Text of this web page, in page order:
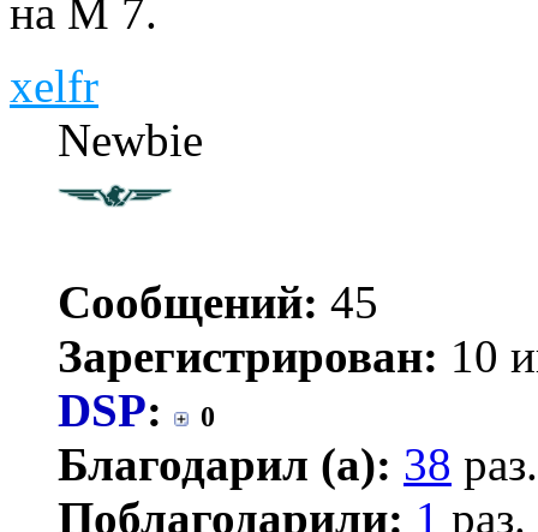
на М 7.
xelfr
Newbie
Сообщений: 45
Зарегистрирован: 10
DSP: 0
Благодарил (а): 38 раз.
Поблагодарили: 1 раз.